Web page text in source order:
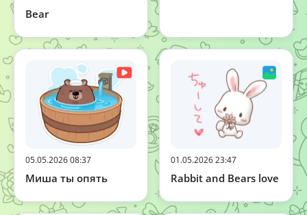
Bear
05.05.2026 08:37
Миша ты опять
01.05.2026 23:47
Rabbit and Bears love